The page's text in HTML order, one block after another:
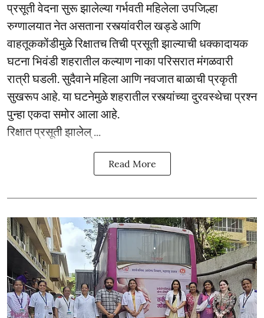
प्रसूती वेदना सुरू झालेल्या गर्भवती महिलेला उपजिल्हा
रुग्णालयात नेत असताना रस्त्यांवरील खड्डे आणि
वाहतूककोंडीमुळे रिक्षातच तिची प्रसूती झाल्याची धक्कादायक
घटना भिवंडी शहरातील कल्याण नाका परिसरात मंगळवारी
रात्री घडली. सुदैवाने महिला आणि नवजात बाळाची प्रकृती
सुखरूप आहे. या घटनेमुळे शहरातील रस्त्यांच्या दुरवस्थेचा प्रश्न
पुन्हा एकदा समोर आला आहे.
रिक्षात प्रसूती झालेल् ...
Read More